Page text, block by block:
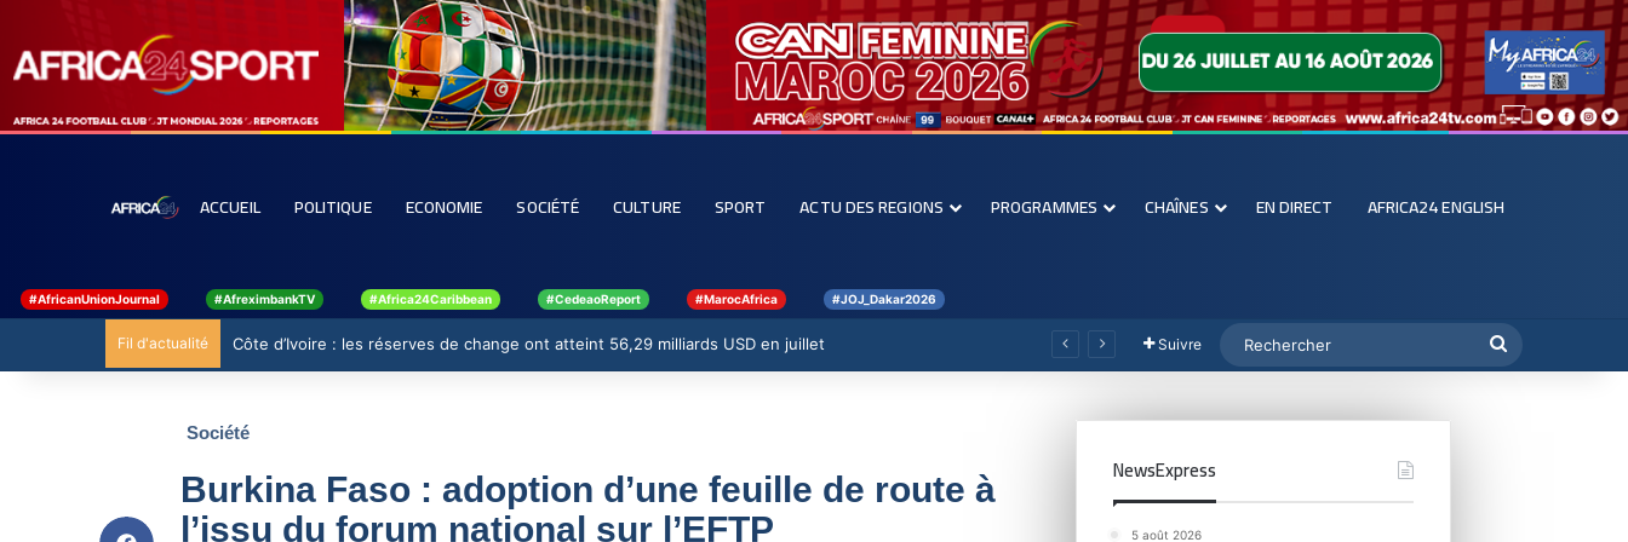
ACCUEIL POLITIQUE ECONOMIE SOCIÉTÉ CULTURE SPORT ACTU DES REGIONS PROGRAMMES CHAÎNES EN DIRECT AFRICA24 ENGLISH
#AfricanUnionJournal #AfreximbankTV #Africa24Caribbean #CedeaoReport #MarocAfrica #JOJ_Dakar2026
Fil d'actualité Côte d’Ivoire : les réserves de change ont atteint 56,29 milliards USD en juillet Suivre
Société
Burkina Faso : adoption d’une feuille de route à
l’issu du forum national sur l’EFTP
NewsExpress
5 août 2026